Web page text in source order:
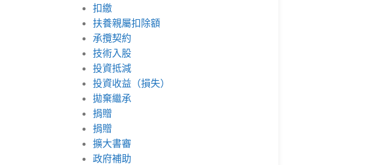
扣繳
扶養親屬扣除額
承攬契約
技術入股
投資抵減
投資收益（損失）
拋棄繼承
捐贈
捐贈
擴大書審
政府補助